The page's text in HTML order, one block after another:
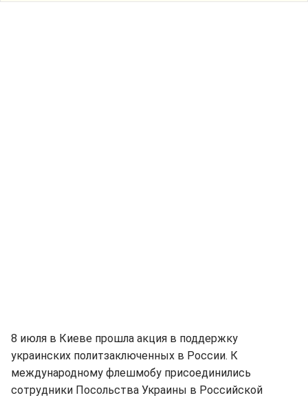
8 июля в Киеве прошла акция в поддержку
украинских политзаключенных в России. К
международному флешмобу присоединились
сотрудники Посольства Украины в Российской